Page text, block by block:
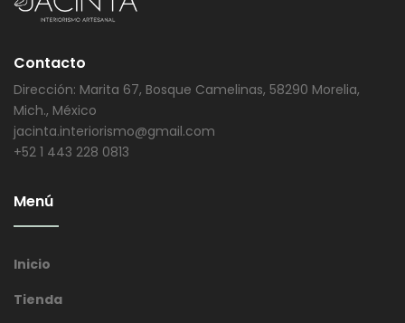
Contacto
Dirección: Marita 67, Bosque Camelinas, 58290 Morelia,
Mich., México
jacinta.interiorismo@gmail.com
+52 1 443 228 0813
Menú
Inicio
Tienda